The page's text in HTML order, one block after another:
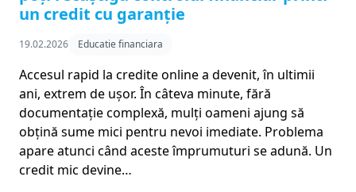
un credit cu garanție
19.02.2026 Educatie financiara
Accesul rapid la credite online a devenit, în ultimii
ani, extrem de ușor. În câteva minute, fără
documentație complexă, mulți oameni ajung să
obțină sume mici pentru nevoi imediate. Problema
apare atunci când aceste împrumuturi se adună. Un
credit mic devine…